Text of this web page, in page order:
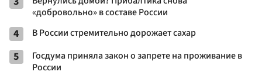
«добровольно» в составе России
4 В России стремительно дорожает сахар
5
Госдума приняла закон о запрете на проживание в
России